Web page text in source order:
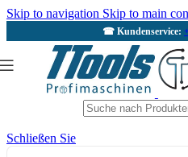
Skip to navigation Skip to main
☎ Kundenservice:
Schließen Sie